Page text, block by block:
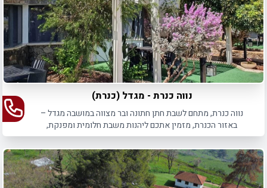
נווה כנרת - מגדל (כנרת)
נווה כנרת, מתחם לשבת חתן חתונה ובר מצווה במושבה מגדל –
באזור הכנרת, מזמין אתכם ליהנות משבת חלומית ומפנקת,
באווירה יוקרתית.